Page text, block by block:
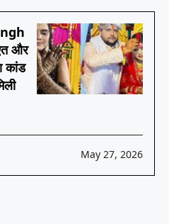
और
कांड
May 27, 2026